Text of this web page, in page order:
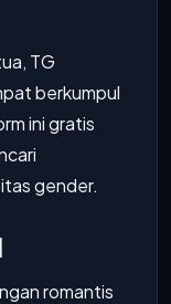
TG
berkumpul
ini gratis
gender.
romantis